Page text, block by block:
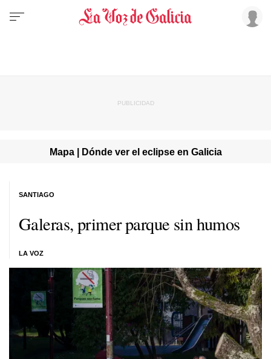
Mapa | Dónde ver el eclipse en Galicia
Galeras, primer parque sin humos
LA VOZ
SANTIAGO